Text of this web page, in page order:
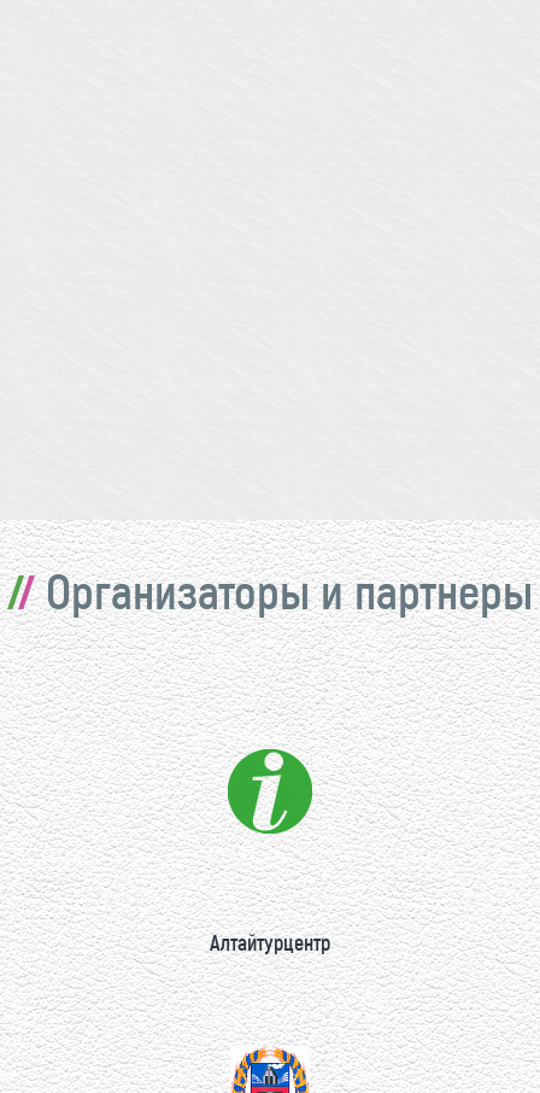
Организаторы и партнеры
Алтайтурцентр